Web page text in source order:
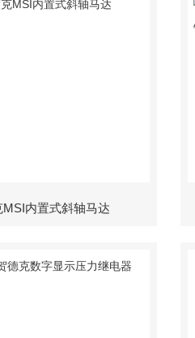
MSI内置式斜轴马达